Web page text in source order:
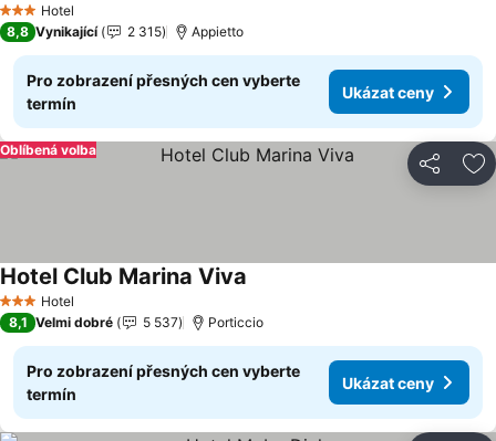
3 Počet hvězdiček
Hotel
8,8 Vynikající 2 315 Appietto
Pro zobrazení přesných cen vyberte
termín
Ukázat ceny
Sdílet
Oblíbená volba
3 Počet hvězdiček
Hotel
Hotel Club Marina Viva
8,1 Velmi dobré 5 537 Porticcio
Pro zobrazení přesných cen vyberte
termín
Ukázat ceny